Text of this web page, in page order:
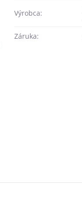
Výrobca:
Záruka: